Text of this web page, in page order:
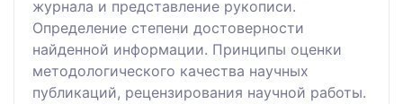
журнала и представление рукописи.
Определение степени достоверности
найденной информации. Принципы оценки
методологического качества научных
публикаций, рецензирования научной работы.